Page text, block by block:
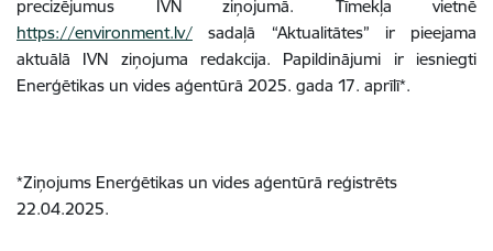
precizējumus IVN ziņojumā. Tīmekļa vietnē
https://environment.lv/ sadaļā “Aktualitātes” ir pieejama
aktuālā IVN ziņojuma redakcija. Papildinājumi ir iesniegti
Enerģētikas un vides aģentūrā 2025. gada 17. aprīlī*.
*Ziņojums Enerģētikas un vides aģentūrā reģistrēts
22.04.2025.